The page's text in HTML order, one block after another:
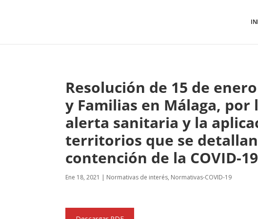
Resolución de 15 de
y Familias en Málaga,
alerta sanitaria y la
territorios que se
contención de la COVID-
Ene 18, 2021 | Normativas de interés, Normativas-COVID-19